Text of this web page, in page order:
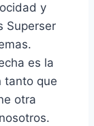
y
Superser
es la
tanto que
otra